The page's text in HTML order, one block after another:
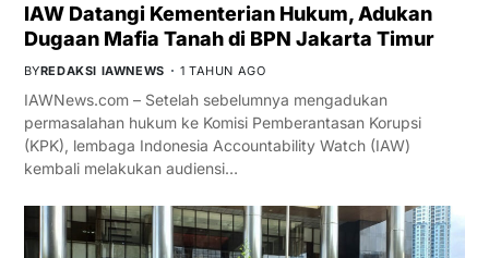
IAW Datangi Kementerian Hukum, Adukan
Dugaan Mafia Tanah di BPN Jakarta Timur
BYREDAKSI IAWNEWS 1 TAHUN AGO
IAWNews.com – Setelah sebelumnya mengadukan
permasalahan hukum ke Komisi Pemberantasan Korupsi
(KPK), lembaga Indonesia Accountability Watch (IAW)
kembali melakukan audiensi…